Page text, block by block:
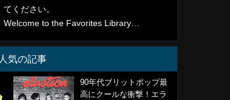
てください。
Welcome to the Favorites Library…
人気の記事
90年代ブリットポップ最
高にクールな衝撃！エラ